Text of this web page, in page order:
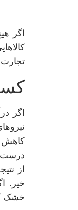
اگر
اگر
کاهش
درست
از
خیر.
خشک